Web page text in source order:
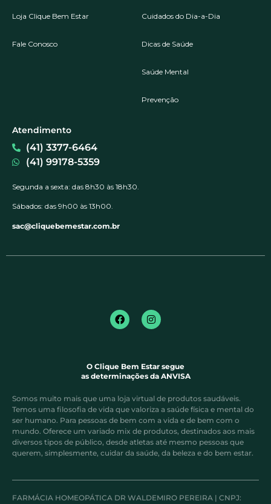
Loja Clique Bem Estar
Fale Conosco
Cuidados do Dia-a-Dia
Dicas de Saúde
Saúde Mental
Prevenção
Atendimento
(41) 3377-6464
(41) 99178-5359
Segunda a sexta: das 8h30 às 18h30.
Sábados: das 9h00 às 13h00.
sac@cliquebemestar.com.br
O Clique Bem Estar segue
as determinações da ANVISA
Somos muito mais que uma loja virtual de produtos saudáveis.
Temos uma filosofia de vida que valoriza a saúde física e mental do
ser humano. Para pessoas de bem com a vida e de bem com o
mundo. Oferece um variado mix de produtos, destinados aos mais
diversos tipos de público, desde atletas até mesmo pessoas que
querem, simplesmente, cuidar da saúde, da beleza e do bem estar.
FARMÁCIA HOMEOPÁTICA DR WALDEMIRO PEREIRA | CNPJ: